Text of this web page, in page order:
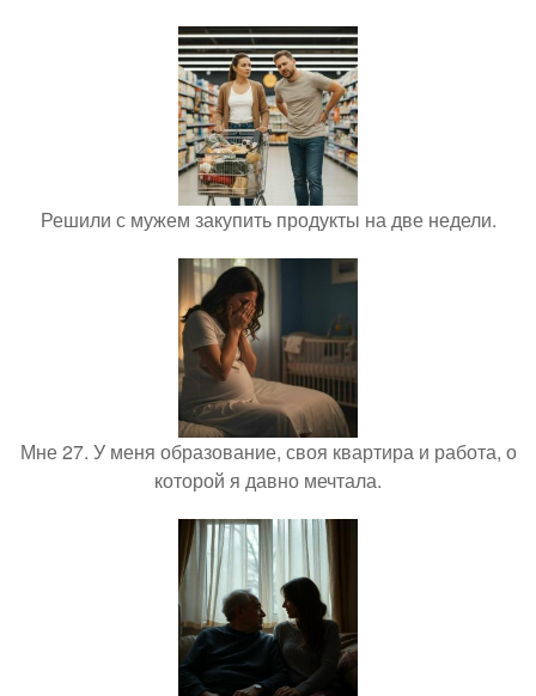
Решили с мужем закупить продукты на две недели.
Мне 27. У меня образование, своя квартира и работа, о
которой я давно мечтала.